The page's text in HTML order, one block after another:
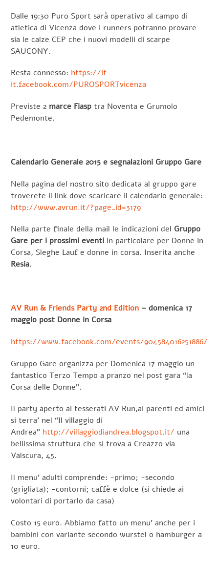
Dalle 19:30 Puro Sport sarà operativo al campo di
atletica di Vicenza dove i runners potranno provare
sia le calze CEP che i nuovi modelli di scarpe
SAUCONY.
Resta connesso: https://it-
it.facebook.com/PUROSPORTvicenza
Previste 2 marce Fiasp tra Noventa e Grumolo
Pedemonte.
Calendario Generale 2015 e segnalazioni Gruppo Gare
Nella pagina del nostro sito dedicata al gruppo gare
troverete il link dove scaricare il calendario generale:
http://www.avrun.it/?page_id=3179
Nella parte finale della mail le indicazioni del Gruppo
Gare per i prossimi eventi in particolare per Donne in
Corsa, Sleghe Lauf e donne in corsa. Inserita anche
Resia.
AV Run & Friends Party 2nd Edition – domenica 17
maggio post Donne in Corsa
https://www.facebook.com/events/904584016251886/
Gruppo Gare organizza per Domenica 17 maggio un
fantastico Terzo Tempo a pranzo nel post gara “la
Corsa delle Donne”.
Il party aperto ai tesserati AV Run,ai parenti ed amici
si terra’ nel “Il villaggio di
Andrea” http://villaggiodiandrea.blogspot.it/ una
bellissima struttura che si trova a Creazzo via
Valscura, 45.
Il menu’ adulti comprende: -primo; -secondo
(grigliata); -contorni; caffè e dolce (si chiede ai
volontari di portarlo da casa)
Costo 15 euro. Abbiamo fatto un menu’ anche per i
bambini con variante secondo wurstel o hamburger a
10 euro.